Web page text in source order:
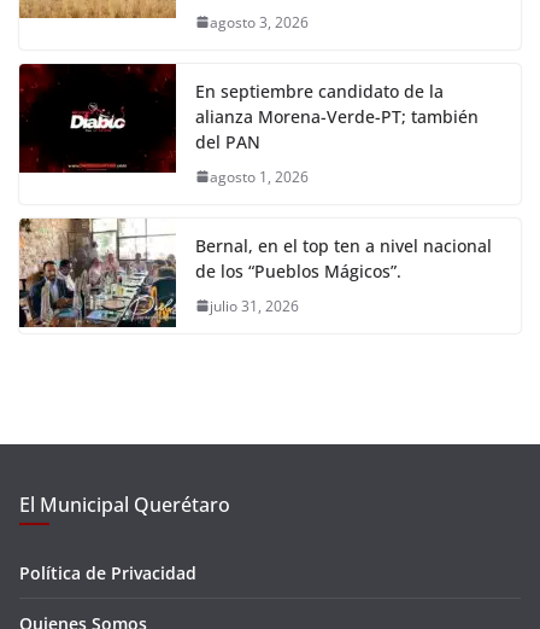
agosto 3, 2026
En septiembre candidato de la
alianza Morena-Verde-PT; también
del PAN
agosto 1, 2026
Bernal, en el top ten a nivel nacional
de los “Pueblos Mágicos”.
julio 31, 2026
El Municipal Querétaro
Política de Privacidad
Quienes Somos